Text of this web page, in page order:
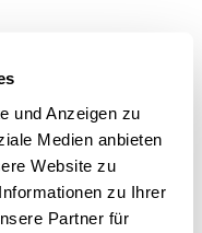
und Anzeigen zu
Medien anbieten
Website zu
zu Ihrer
Partner für
mit: